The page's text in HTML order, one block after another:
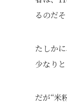
るのだそ
たしか
少なり
だが“米